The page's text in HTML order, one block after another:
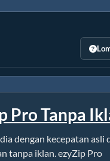
Pro Tanpa
dengan kecepatan asli
tanpa iklan. ezyZip Pro